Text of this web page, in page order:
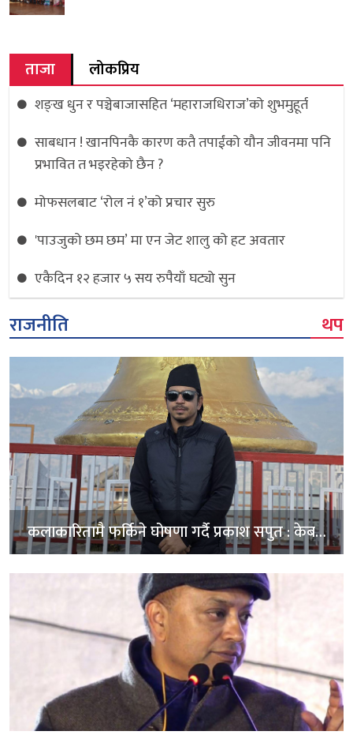
ताजा लोकप्रिय
शङ्ख धुन र पञ्चेबाजासहित ‘महाराजधिराज’को शुभमुहूर्त
साबधान ! खानपिनकै कारण कतै तपाईंको यौन जीवनमा पनि
प्रभावित त भइरहेको छैन ?
मोफसलबाट ‘रोल नं १’को प्रचार सुरु
'पाउजुको छम छम’ मा एन जेट शालु को हट अवतार
एकैदिन १२ हजार ५ सय रुपैयाँ घट्यो सुन
राजनीति थप
कलाकारितामै फर्किने घोषणा गर्दै प्रकाश सपुत : केबल
इन्टरटेनर हुन चाहन्छु